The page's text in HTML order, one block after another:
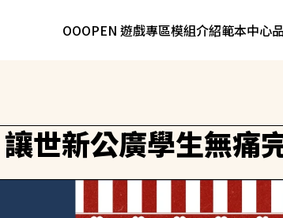
OOOPEN 遊戲專區模組介紹範本中心
世新公廣學生無痛